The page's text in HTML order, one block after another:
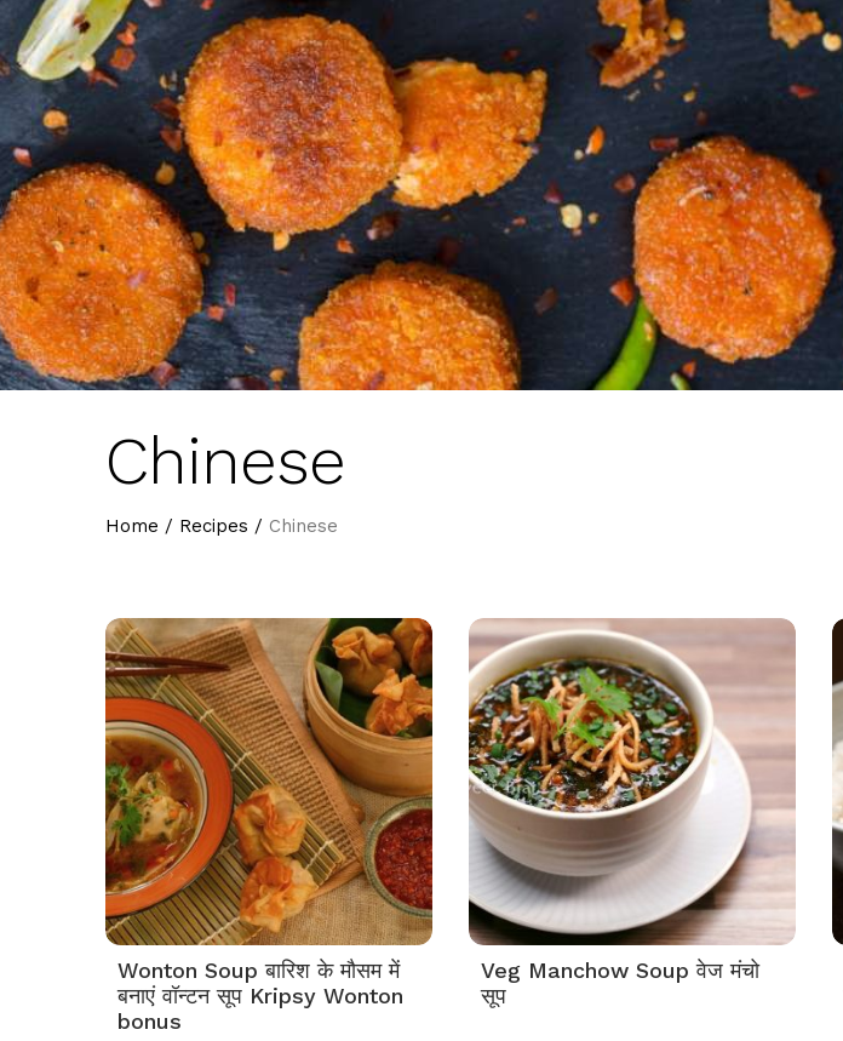
Chinese
Home / Recipes / Chinese
Wonton Soup बारिश के मौसम में
बनाएं वॉन्टन सूप Kripsy Wonton
bonus
Veg Manchow Soup वेज मंचो
सूप